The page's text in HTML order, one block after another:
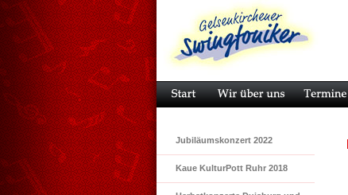
Jubiläumskonzert 2022
Kaue KulturPott Ruhr 2018